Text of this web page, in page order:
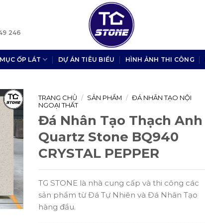
246
ỐP LÁT DỰ ÁN TIÊU BIỂU HÌNH ẢNH THI CÔNG
TRANG CHỦ / SẢN PHẨM / ĐÁ NHÂN TẠO NỘI
NGOẠI THẤT
Đá Nhân Tạo Thạch Anh
Quartz Stone BQ940
CRYSTAL PEPPER
TG STONE là nhà cung cấp và thi công các
sản phẩm từ Đá Tự Nhiên và Đá Nhân Tạo
hàng đầu.